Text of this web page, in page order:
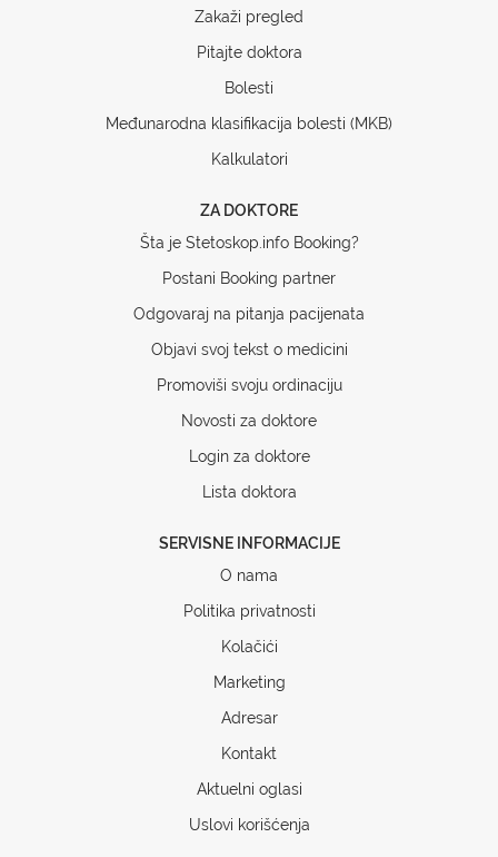
Zakaži pregled
Pitajte doktora
Bolesti
Međunarodna klasifikacija bolesti (MKB)
Kalkulatori
ZA DOKTORE
Šta je Stetoskop.info Booking?
Postani Booking partner
Odgovaraj na pitanja pacijenata
Objavi svoj tekst o medicini
Promoviši svoju ordinaciju
Novosti za doktore
Login za doktore
Lista doktora
SERVISNE INFORMACIJE
O nama
Politika privatnosti
Kolačići
Marketing
Adresar
Kontakt
Aktuelni oglasi
Uslovi korišćenja